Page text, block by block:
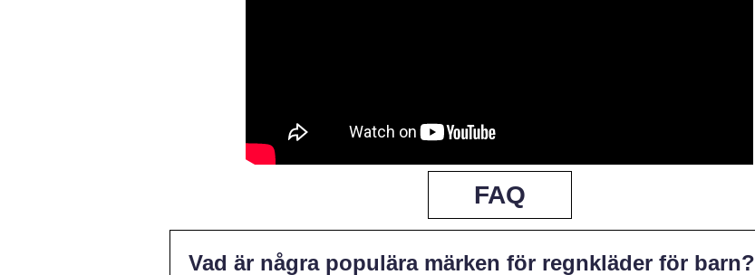
FAQ
Vad är några populära märken för regnkläder för barn?